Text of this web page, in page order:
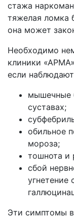
стажа
тяжелая ломка
она может
Необходимо
клиники
если
мышечные
суставах;
обильное
мороза;
тошнота и
сбой
угнетение
Эти симптомы